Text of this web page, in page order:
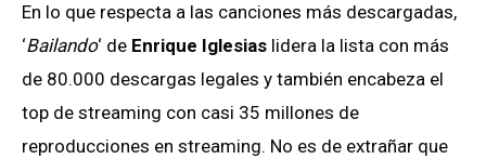
En lo que respecta a las canciones más descargadas,
‘Bailando‘ de Enrique Iglesias lidera la lista con más
de 80.000 descargas legales y también encabeza el
top de streaming con casi 35 millones de
reproducciones en streaming. No es de extrañar que